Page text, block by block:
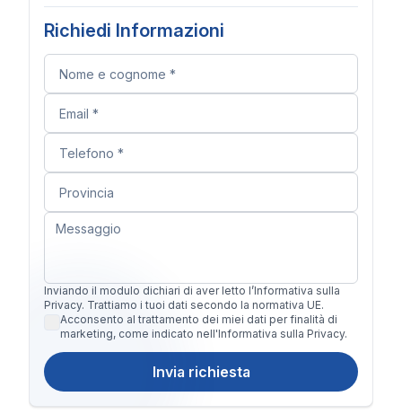
Richiedi Informazioni
Inviando il modulo dichiari di aver letto l’Informativa sulla
Privacy. Trattiamo i tuoi dati secondo la normativa UE.
Acconsento al trattamento dei miei dati per finalità di
marketing, come indicato nell'Informativa sulla Privacy.
Invia richiesta